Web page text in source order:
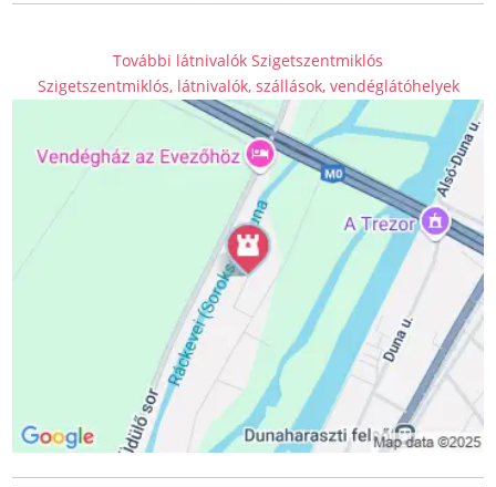
További látnivalók Szigetszentmiklós
Szigetszentmiklós, látnivalók, szállások, vendéglátóhelyek